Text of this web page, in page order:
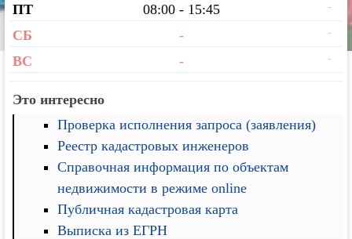
ПТ 08:00 - 15:45 -
СБ - -
ВС - -
Это интересно
Проверка исполнения запроса (заявления)
Реестр кадастровых инженеров
Справочная информация по объектам
недвижимости в режиме online
Публичная кадастровая карта
Выписка из ЕГРН